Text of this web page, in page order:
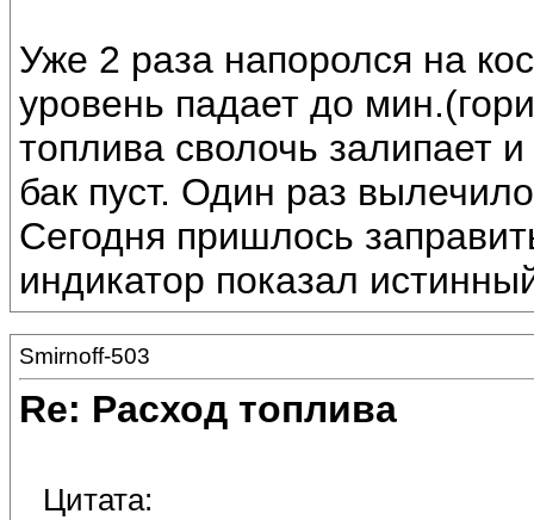
Уже 2 раза напоролся на
уровень падает до
топлива сволочь залипает
бак пуст. Один раз
Сегодня пришлось
индикатор показал
Smirnoff-503
Re: Расход топлива
Цитата: